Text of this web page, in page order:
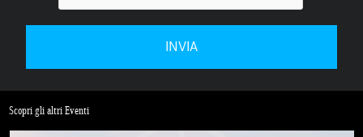
Scopri gli altri Eventi